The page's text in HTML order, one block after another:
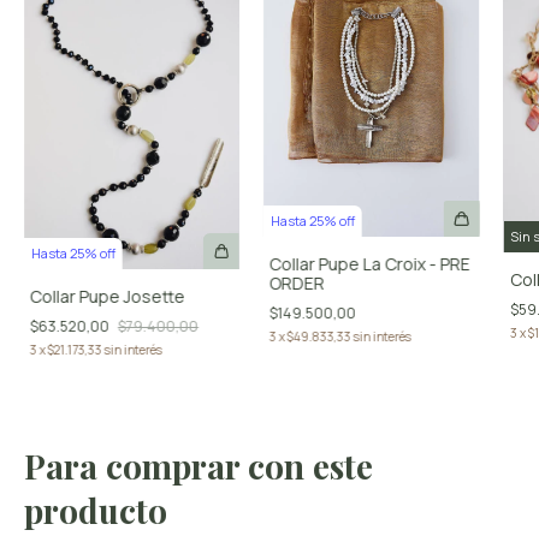
Hasta 25% off
Collar Pupe Josette
$63.520,00 $79.400,00
3 x$21.173,33 sin interés
Hasta 25% off
Collar Pupe La Croix - PRE
ORDER
$149.500,00
3 x$49.833,33 sin interés
Sin
3 x
Para comprar con este
producto